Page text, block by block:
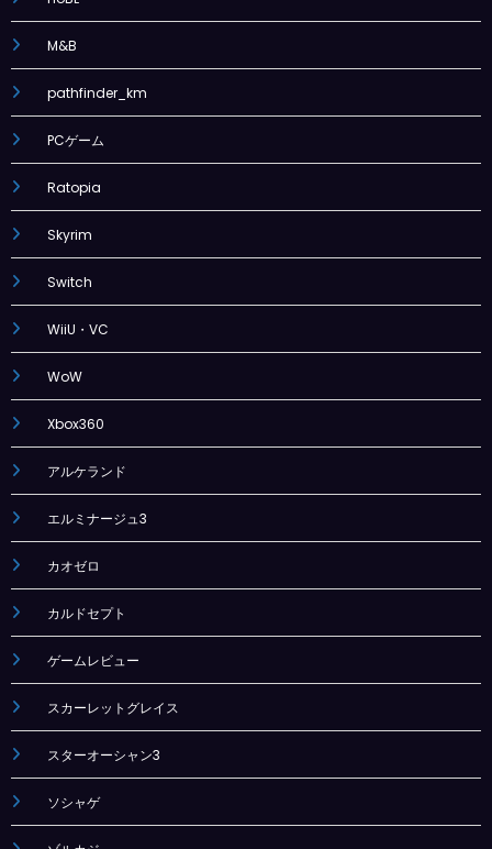
M&B
pathfinder_km
PCゲーム
Ratopia
Skyrim
Switch
WiiU・VC
WoW
Xbox360
アルケランド
エルミナージュ3
カオゼロ
カルドセプト
ゲームレビュー
スカーレットグレイス
スターオーシャン3
ソシャゲ